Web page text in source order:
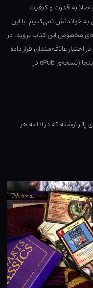
به قدرت و کیفیت
خواندنش نمی‌کنیم. با این
مخصوص این کتاب بروید. در
اختیار علاقه‌مندان قرار داده
(نسخه‌ی ePub در
نوشته که در ادامه هر